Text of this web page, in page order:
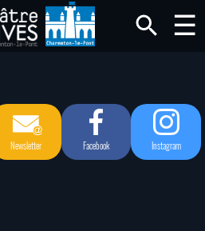
Newsletter Facebook Instagram